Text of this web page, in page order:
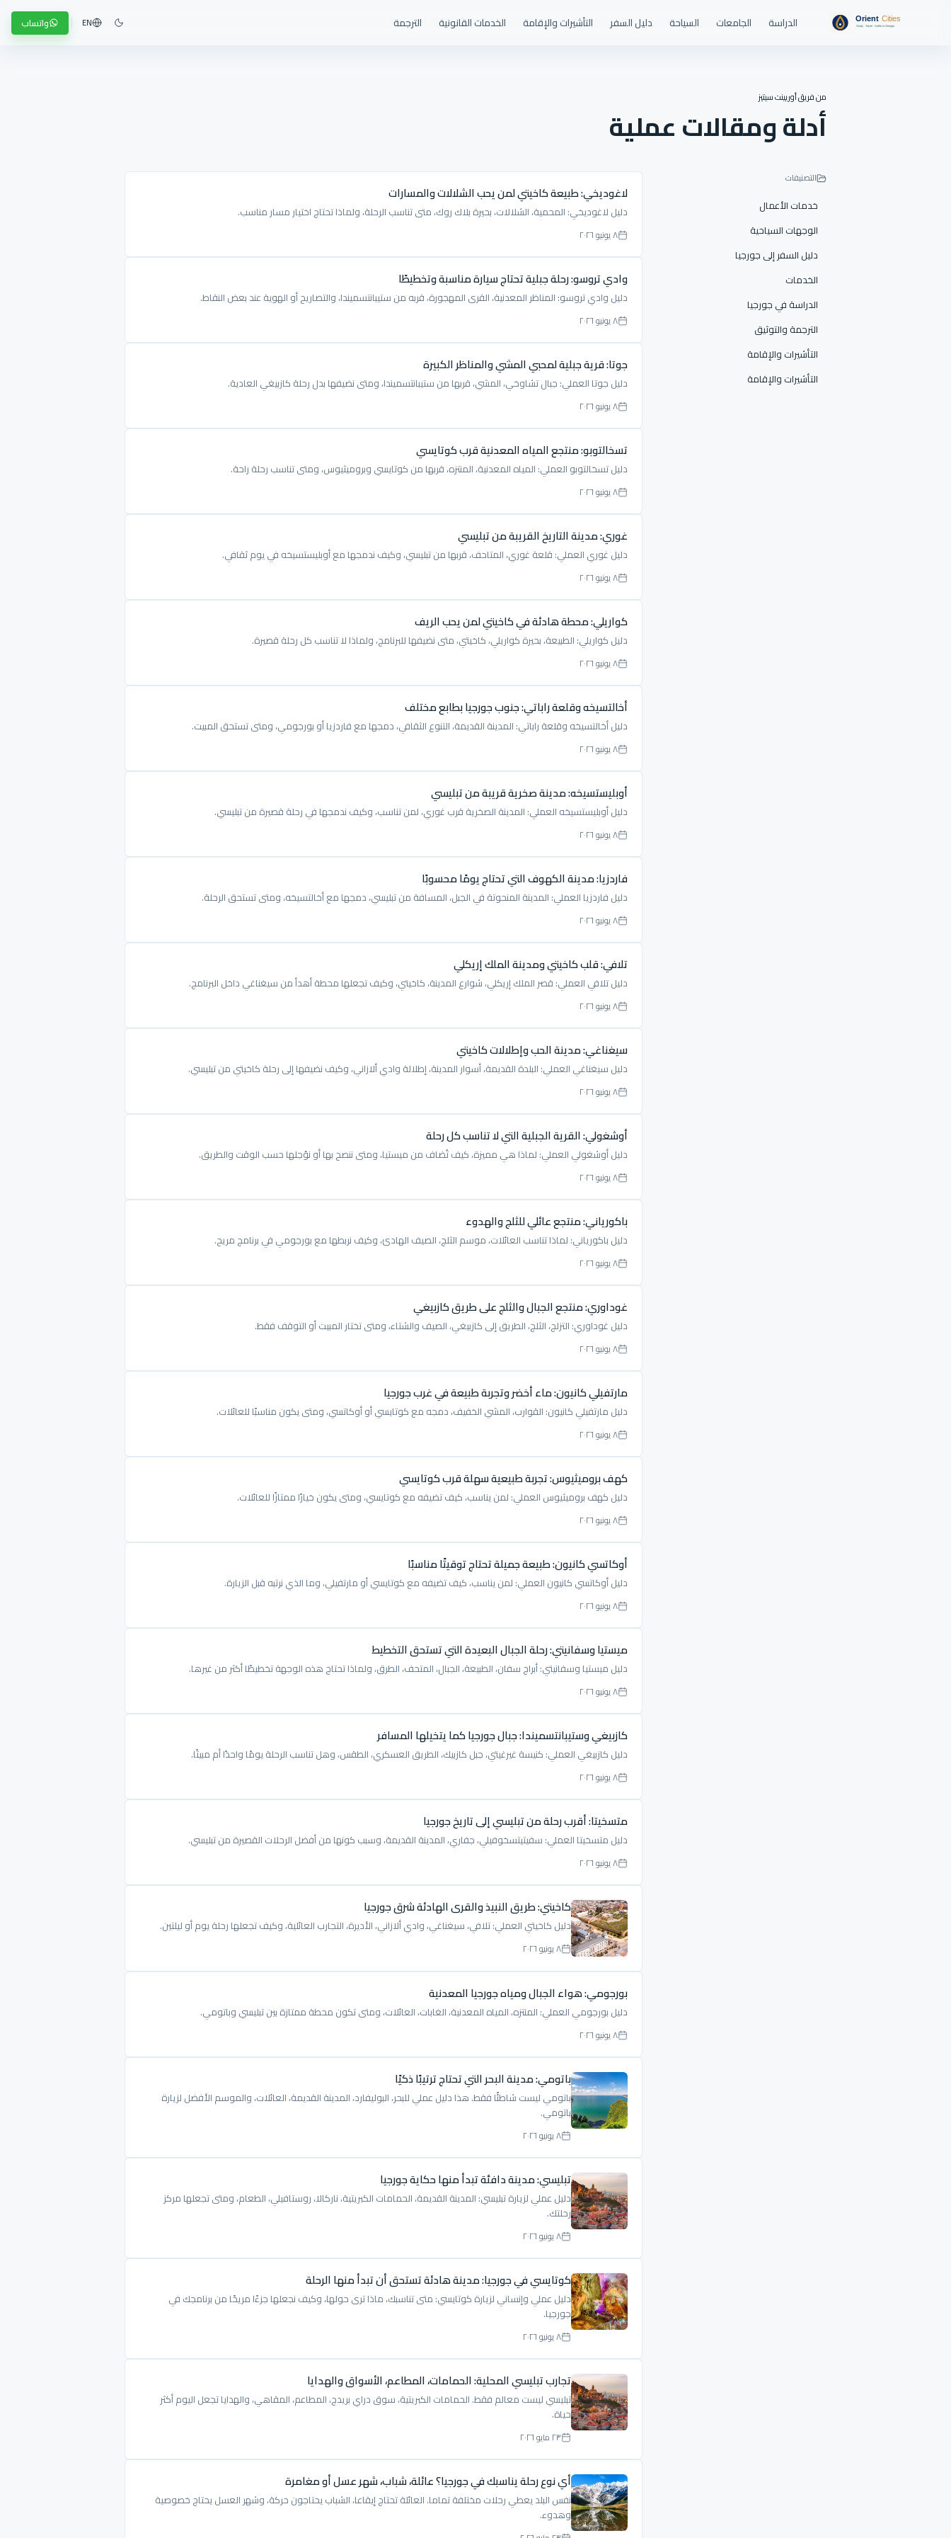
الدراسة الجامعات السياحة دليل السفر التأشيرات والإقامة الخدمات القانونية الترجمة EN واتساب
من فريق أوريينت سيتيز
أدلة ومقالات عملية
التصنيفات
خدمات الأعمال
الوجهات السياحية
دليل السفر إلى جورجيا
الخدمات
الدراسة في جورجيا
الترجمة والتوثيق
التأشيرات والإقامة
التأشيرات والإقامة
لاغوديخي: طبيعة كاخيتي لمن يحب الشلالات والمسارات
دليل لاغوديخي: المحمية، الشلالات، بحيرة بلاك روك، متى تناسب الرحلة، ولماذا تحتاج اختيار مسار مناسب.
٨ يونيو ٢٠٢٦
وادي تروسو: رحلة جبلية تحتاج سيارة مناسبة وتخطيطًا
دليل وادي تروسو: المناظر المعدنية، القرى المهجورة، قربه من ستيبانتسميندا، والتصاريح أو الهوية عند بعض النقاط.
٨ يونيو ٢٠٢٦
جوتا: قرية جبلية لمحبي المشي والمناظر الكبيرة
دليل جوتا العملي: جبال تشاوخي، المشي، قربها من ستيبانتسميندا، ومتى نضيفها بدل رحلة كازبيغي العادية.
٨ يونيو ٢٠٢٦
تسخالتوبو: منتجع المياه المعدنية قرب كوتايسي
دليل تسخالتوبو العملي: المياه المعدنية، المنتزه، قربها من كوتايسي وبروميثيوس، ومتى تناسب رحلة راحة.
٨ يونيو ٢٠٢٦
غوري: مدينة التاريخ القريبة من تبليسي
دليل غوري العملي: قلعة غوري، المتاحف، قربها من تبليسي، وكيف ندمجها مع أوبليستسيخه في يوم ثقافي.
٨ يونيو ٢٠٢٦
كواريلي: محطة هادئة في كاخيتي لمن يحب الريف
دليل كواريلي: الطبيعة، بحيرة كواريلي، كاخيتي، متى نضيفها للبرنامج، ولماذا لا تناسب كل رحلة قصيرة.
٨ يونيو ٢٠٢٦
أخالتسيخه وقلعة راباتي: جنوب جورجيا بطابع مختلف
دليل أخالتسيخه وقلعة راباتي: المدينة القديمة، التنوع الثقافي، دمجها مع فاردزيا أو بورجومي، ومتى تستحق المبيت.
٨ يونيو ٢٠٢٦
أوبليستسيخه: مدينة صخرية قريبة من تبليسي
دليل أوبليستسيخه العملي: المدينة الصخرية قرب غوري، لمن تناسب، وكيف ندمجها في رحلة قصيرة من تبليسي.
٨ يونيو ٢٠٢٦
فاردزيا: مدينة الكهوف التي تحتاج يومًا محسوبًا
دليل فاردزيا العملي: المدينة المنحوتة في الجبل، المسافة من تبليسي، دمجها مع أخالتسيخه، ومتى تستحق الرحلة.
٨ يونيو ٢٠٢٦
تلافي: قلب كاخيتي ومدينة الملك إريكلي
دليل تلافي العملي: قصر الملك إريكلي، شوارع المدينة، كاخيتي، وكيف تجعلها محطة أهدأ من سيغناغي داخل البرنامج.
٨ يونيو ٢٠٢٦
سيغناغي: مدينة الحب وإطلالات كاخيتي
دليل سيغناغي العملي: البلدة القديمة، أسوار المدينة، إطلالة وادي ألازاني، وكيف نضيفها إلى رحلة كاخيتي من تبليسي.
٨ يونيو ٢٠٢٦
أوشغولي: القرية الجبلية التي لا تناسب كل رحلة
دليل أوشغولي العملي: لماذا هي مميزة، كيف تُضاف من ميستيا، ومتى ننصح بها أو نؤجلها حسب الوقت والطريق.
٨ يونيو ٢٠٢٦
باكورياني: منتجع عائلي للثلج والهدوء
دليل باكورياني: لماذا تناسب العائلات، موسم الثلج، الصيف الهادئ، وكيف نربطها مع بورجومي في برنامج مريح.
٨ يونيو ٢٠٢٦
غوداوري: منتجع الجبال والثلج على طريق كازبيغي
دليل غوداوري: التزلج، الثلج، الطريق إلى كازبيغي، الصيف والشتاء، ومتى تختار المبيت أو التوقف فقط.
٨ يونيو ٢٠٢٦
مارتفيلي كانيون: ماء أخضر وتجربة طبيعة في غرب جورجيا
دليل مارتفيلي كانيون: القوارب، المشي الخفيف، دمجه مع كوتايسي أو أوكاتسي، ومتى يكون مناسبًا للعائلات.
٨ يونيو ٢٠٢٦
كهف بروميثيوس: تجربة طبيعية سهلة قرب كوتايسي
دليل كهف بروميثيوس العملي: لمن يناسب، كيف تضيفه مع كوتايسي، ومتى يكون خيارًا ممتازًا للعائلات.
٨ يونيو ٢٠٢٦
أوكاتسي كانيون: طبيعة جميلة تحتاج توقيتًا مناسبًا
دليل أوكاتسي كانيون العملي: لمن يناسب، كيف تضيفه مع كوتايسي أو مارتفيلي، وما الذي نرتبه قبل الزيارة.
٨ يونيو ٢٠٢٦
ميستيا وسفانيتي: رحلة الجبال البعيدة التي تستحق التخطيط
دليل ميستيا وسفانيتي: أبراج سفان، الطبيعة، الجبال، المتحف، الطرق، ولماذا تحتاج هذه الوجهة تخطيطًا أكثر من غيرها.
٨ يونيو ٢٠٢٦
كازبيغي وستيبانتسميندا: جبال جورجيا كما يتخيلها المسافر
دليل كازبيغي العملي: كنيسة غيرغيتي، جبل كازبيك، الطريق العسكري، الطقس، وهل تناسب الرحلة يومًا واحدًا أم مبيتًا.
٨ يونيو ٢٠٢٦
متسخيتا: أقرب رحلة من تبليسي إلى تاريخ جورجيا
دليل متسخيتا العملي: سفيتيتسخوفيلي، جفاري، المدينة القديمة، وسبب كونها من أفضل الرحلات القصيرة من تبليسي.
٨ يونيو ٢٠٢٦
كاخيتي: طريق النبيذ والقرى الهادئة شرق جورجيا
دليل كاخيتي العملي: تلافي، سيغناغي، وادي ألازاني، الأديرة، التجارب العائلية، وكيف تجعلها رحلة يوم أو ليلتين.
٨ يونيو ٢٠٢٦
بورجومي: هواء الجبال ومياه جورجيا المعدنية
دليل بورجومي العملي: المنتزه، المياه المعدنية، الغابات، العائلات، ومتى تكون محطة ممتازة بين تبليسي وباتومي.
٨ يونيو ٢٠٢٦
باتومي: مدينة البحر التي تحتاج ترتيبًا ذكيًا
باتومي ليست شاطئًا فقط. هذا دليل عملي للبحر، البوليفارد، المدينة القديمة، العائلات، والموسم الأفضل لزيارة
باتومي.
٨ يونيو ٢٠٢٦
تبليسي: مدينة دافئة تبدأ منها حكاية جورجيا
دليل عملي لزيارة تبليسي: المدينة القديمة، الحمامات الكبريتية، ناركالا، روستافيلي، الطعام، ومتى تجعلها مركز
رحلتك.
٨ يونيو ٢٠٢٦
كوتايسي في جورجيا: مدينة هادئة تستحق أن تبدأ منها الرحلة
دليل عملي وإنساني لزيارة كوتايسي: متى تناسبك، ماذا ترى حولها، وكيف نجعلها جزءًا مريحًا من برنامجك في
جورجيا.
٨ يونيو ٢٠٢٦
تجارب تبليسي المحلية: الحمامات، المطاعم، الأسواق والهدايا
تبليسي ليست معالم فقط. الحمامات الكبريتية، سوق دراي بريدج، المطاعم، المقاهي، والهدايا تجعل اليوم أكثر
حياة.
٢٣ مايو ٢٠٢٦
أي نوع رحلة يناسبك في جورجيا؟ عائلة، شباب، شهر عسل أو مغامرة
نفس البلد يعطي رحلات مختلفة تماما. العائلة تحتاج إيقاعا، الشباب يحتاجون حركة، وشهر العسل يحتاج خصوصية
وهدوء.